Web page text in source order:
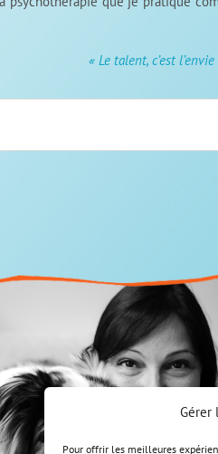
Gérer
Pour offrir les meilleures
« Le talent, c’est